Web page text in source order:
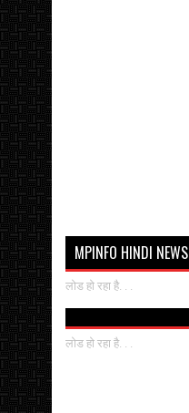
MPINFO HINDI NEWS
लोड हो रहा है. . .
लोड हो रहा है. . .